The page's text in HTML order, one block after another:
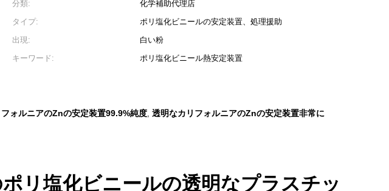
分類:
化学補助代理店
タイプ:
ポリ塩化ビニールの安定装置、処理援助
出現:
白い粉
キーワード: ポリ塩化ビニール熱安定装置
フォルニアのZnの安定装置99.9%純度, 透明なカリフォルニアのZnの安定装置非常に
リ塩化ビニールの透明なプラスチッ